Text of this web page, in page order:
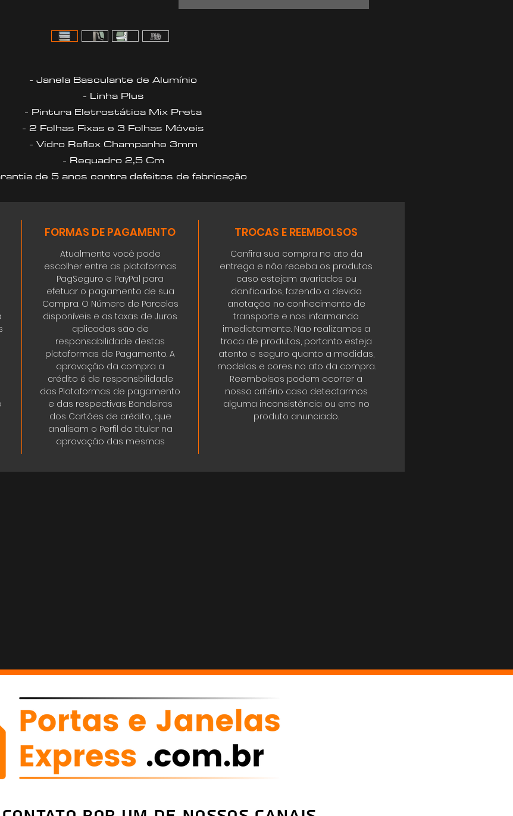
- Janela Basculante de Alumínio
- Linha Plus
- Pintura Eletrostática Mix Preta
- 2 Folhas Fixas e 3 Folhas Móveis
- Vidro Reflex Champanhe 3mm
- Requadro 2,5 Cm
de 5 anos contra defeitos de fabricação
FORMAS DE PAGAMENTO
Atualmente você pode
escolher entre as plataformas
PagSeguro e PayPal para
efetuar o pagamento de sua
Compra. O Número de Parcelas
disponíveis e as taxas de Juros
aplicadas são de
responsabilidade destas
plataformas de Pagamento. A
aprovação da compra a
crédito é de responsbilidade
das Plataformas de pagamento
e das respectivas Bandeiras
dos Cartões de crédito, que
analisam o Perfil do titular na
aprovação das mesmas
TROCAS E REEMBOLSOS
Confira sua compra no ato da
entrega e não receba os produtos
caso estejam avariados ou
danificados, fazendo a devida
anotação no conhecimento de
transporte e nos informando
imediatamente. Não realizamos a
troca de produtos, portanto esteja
atento e seguro quanto a medidas,
modelos e cores no ato da compra.
Reembolsos podem ocorrer a
nosso critério caso detectarmos
alguma inconsistência ou erro no
produto anunciado.